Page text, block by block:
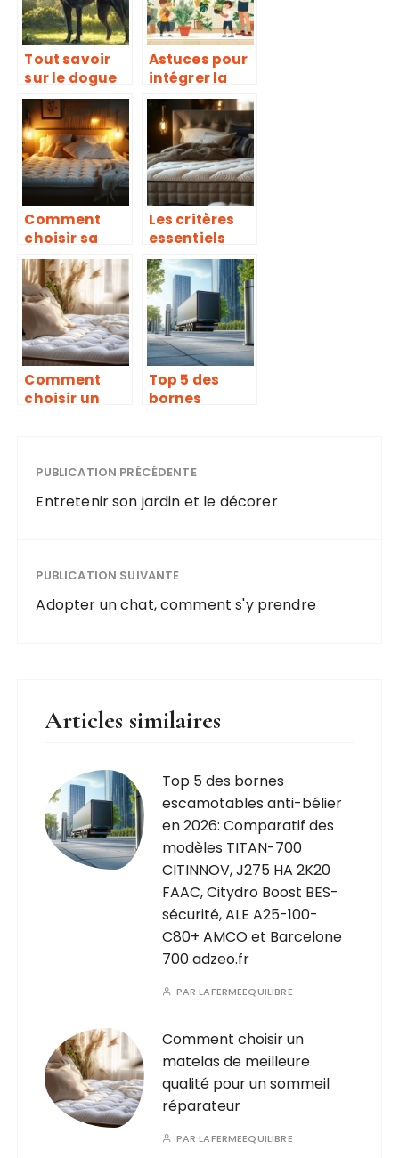
compagnie
Tout savoir
sur le dogue
allemand : un
compagnon
imposant et
affectueux
Astuces pour
intégrer la
verdure à
votre vie
quotidienne
en famille
Comment
choisir sa
literie pour
améliorer la
qualité de
votre
sommeil
Les critères
essentiels
pour bien
choisir son
matelas pour
un sommeil
réparateur
Comment
choisir un
un sommeil
réparateur
Top 5 des
bornes
Comparatif
des modèles
TITAN-700
Boost BES-
sécurité, ALE
PUBLICATION PRÉCÉDENTE
Entretenir son jardin et le décorer
PUBLICATION SUIVANTE
Adopter un chat, comment s'y prendre
Articles similaires
Top 5 des bornes
escamotables anti-bélier
en 2026: Comparatif des
modèles TITAN-700
CITINNOV, J275 HA 2K20
FAAC, Citydro Boost BES-
sécurité, ALE A25-100-
C80+ AMCO et Barcelone
700 adzeo.fr
PARLAFERMEEQUILIBRE
Comment choisir un
matelas de meilleure
qualité pour un sommeil
réparateur
PARLAFERMEEQUILIBRE